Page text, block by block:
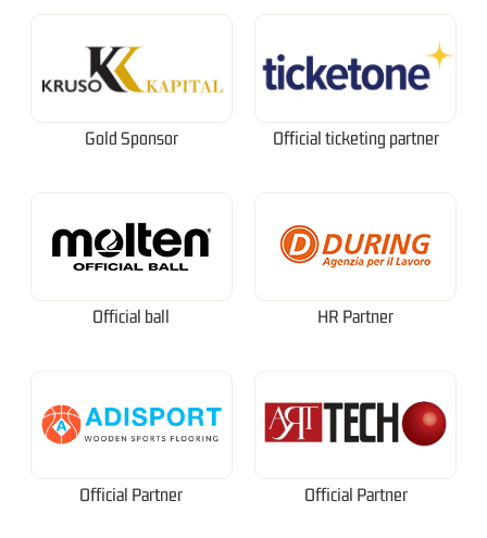
Gold Sponsor Official ticketing partner
Official ball HR Partner
Official Partner Official Partner